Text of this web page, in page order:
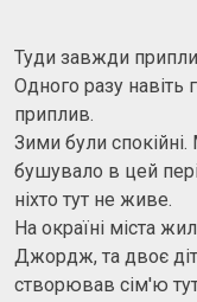
Туди завжди
Одного разу навіть
приплив.
Зими були
бушувало в цей
ніхто тут не живе.
На окраїні міста
Джордж, та двоє
створював сім'ю